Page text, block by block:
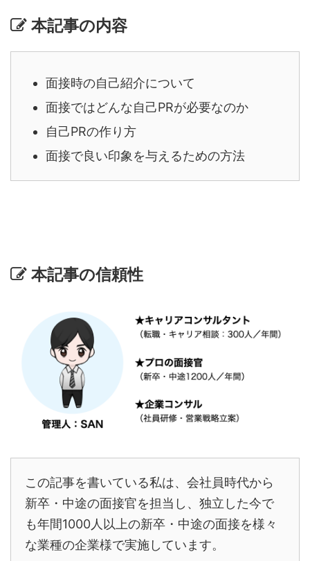
本記事の内容
面接時の自己紹介について
面接ではどんな自己PRが必要なのか
自己PRの作り方
面接で良い印象を与えるための方法
本記事の信頼性
この記事を書いている私は、会社員時代から
新卒・中途の面接官を担当し、独立した今で
も年間1000人以上の新卒・中途の面接を様々
な業種の企業様で実施しています。